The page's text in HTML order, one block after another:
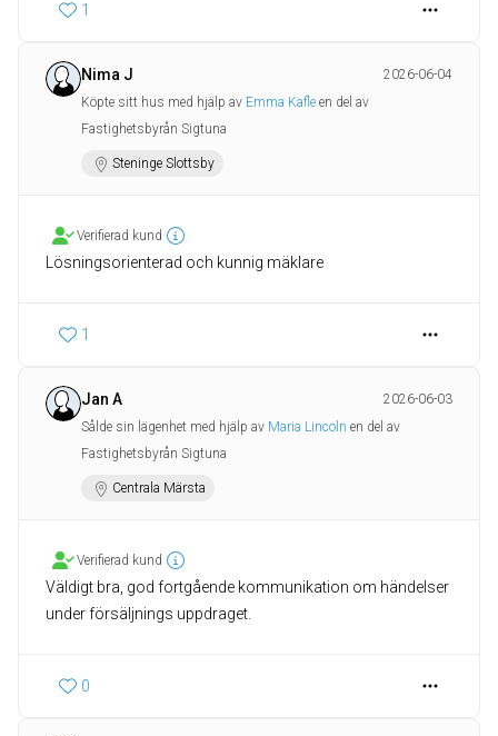
1
Nima J
2026-06-04
Köpte sitt hus med hjälp av Emma Kafle en del av
Fastighetsbyrån Sigtuna
Steninge Slottsby
Verifierad kund
Lösningsorienterad och kunnig mäklare
1
Jan A
2026-06-03
Sålde sin lägenhet med hjälp av Maria Lincoln en del av
Fastighetsbyrån Sigtuna
Centrala Märsta
Verifierad kund
Väldigt bra, god fortgående kommunikation om händelser
under försäljnings uppdraget.
0